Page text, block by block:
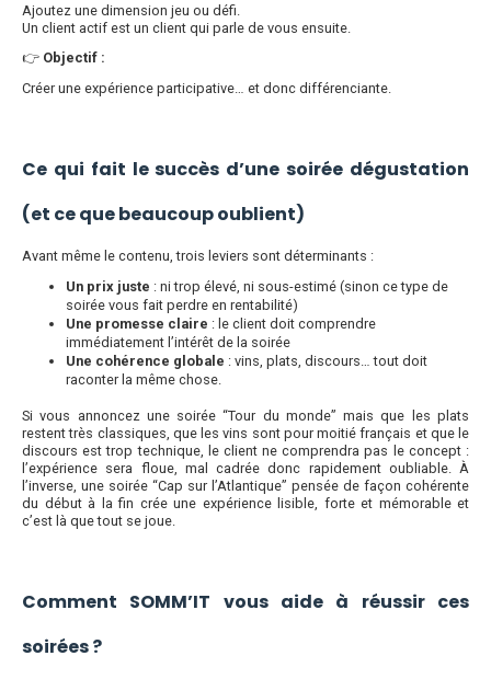
Ajoutez une dimension jeu ou défi.
Un client actif est un client qui parle de vous ensuite.
👉 Objectif :
Créer une expérience participative… et donc différenciante.
Ce qui fait le succès d’une soirée dégustation
(et ce que beaucoup oublient)
Avant même le contenu, trois leviers sont déterminants :
Un prix juste : ni trop élevé, ni sous-estimé (sinon ce type de
soirée vous fait perdre en rentabilité)
Une promesse claire : le client doit comprendre
immédiatement l’intérêt de la soirée
Une cohérence globale : vins, plats, discours… tout doit
raconter la même chose.
Si vous annoncez une soirée “Tour du monde” mais que les plats
restent très classiques, que les vins sont pour moitié français et que le
discours est trop technique, le client ne comprendra pas le concept :
l’expérience sera floue, mal cadrée donc rapidement oubliable. À
l’inverse, une soirée “Cap sur l’Atlantique” pensée de façon cohérente
du début à la fin crée une expérience lisible, forte et mémorable et
c’est là que tout se joue.
Comment SOMM’IT vous aide à réussir ces
soirées ?